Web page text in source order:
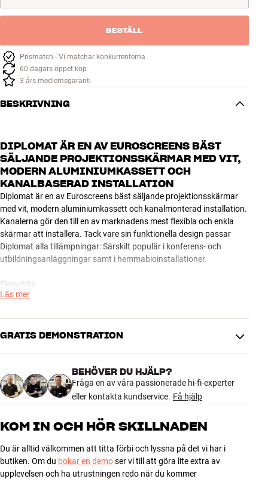
ERBJUDANDEN
Hitta Butik
Logga in
Företag
BESTÄLL
Prismatch - Vi matchar konkurrenterna
60 dagars öppet köp
3 års medlemsgaranti
BESKRIVNING
DIPLOMAT ÄR EN AV EUROSCREENS BÄST
SÄLJANDE PROJEKTIONSSKÄRMAR MED VIT,
MODERN ALUMINIUMKASSETT OCH
KANALBASERAD INSTALLATION
Diplomat är en av Euroscreens bäst säljande projektionsskärmar
med vit, modern aluminiumkassett och kanalmonterad installation.
Kanalerna gör den till en av marknadens mest flexibla och enkla
skärmar att installera. Tack vare sin funktionella design passar
Diplomat alla tillämpningar: Särskilt populär i konferens- och
utbildningsanläggningar samt i hemmabioinstallationer.
Flexwhite
Rörlig matt vit yta som ger en väldigt plan yta och utmärkt
Duken sprider det projicerade ljuset i alla riktningar, vilket gör att
bilden kan ses från vilken vinkel som helst. Gain-värdet är 1,0
Läs mer
GRATIS DEMONSTRATION
BEHÖVER DU HJÄLP?
Fråga en av våra passionerade hi-fi-experter
eller kontakta kundservice. Få hjälp
KOM IN OCH HÖR SKILLNADEN
Du är alltid välkommen att titta förbi och lyssna på det vi har i
butiken. Om du bokar en demoser vi till att göra lite extra av
upplevelsen och ha utrustningen redo när du kommer